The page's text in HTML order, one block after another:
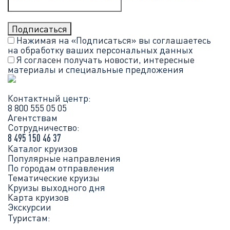
Нажимая на «Подписаться» вы соглашаетесь
на обработку ваших персональных данных
Я согласен получать новости, интересные
материалы и специальные предложения
Контактный центр:
8 800 555 05 05
Агентствам
Сотрудничество:
8 495 150 46 37
Каталог круизов
Популярные направления
По городам отправления
Тематические круизы
Круизы выходного дня
Карта круизов
Экскурсии
Туристам: